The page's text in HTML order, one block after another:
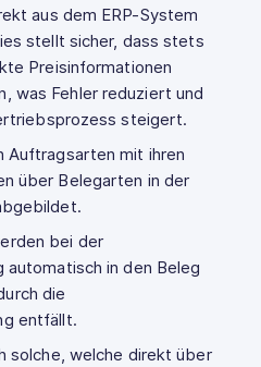
aus dem ERP-System
stellt sicher, dass stets
Preisinformationen
was Fehler reduziert und
steigert.
Auftragsarten mit ihren
über Belegarten in der
bei der
automatisch in den Beleg
die
entfällt.
solche, welche direkt über